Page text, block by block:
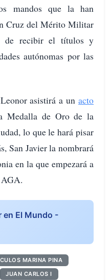
mandos que la han
Cruz del Mérito Militar
de recibir el títulos y
autónomas por las
asistirá a un acto
Medalla de Oro de la
lo que le hará pisar
San Javier la nombrará
en la que empezará a
AGA.
en El Mundo -
MARINA PINA
JUAN CARLOS I